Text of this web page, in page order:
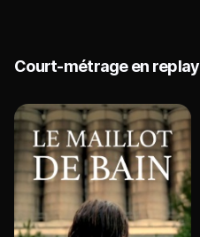
Court-métrage en replay